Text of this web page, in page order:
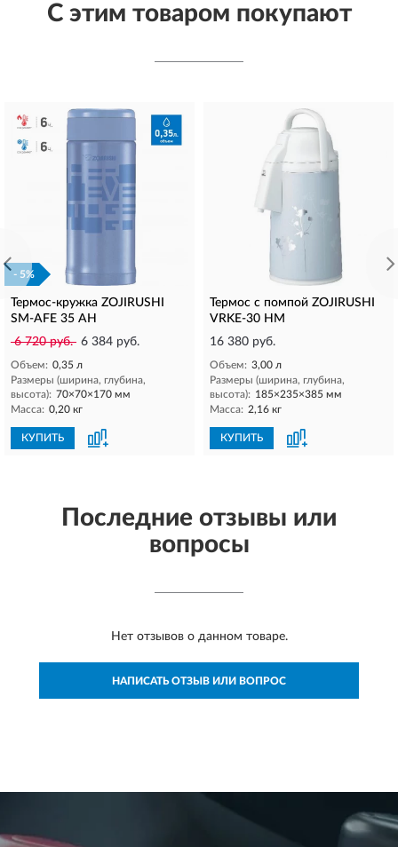
С этим товаром покупают
- 5%
Термос-кружка ZOJIRUSHI
SM-AFE 35 AH
6 720 руб. 6 384 руб.
Объем: 0,35 л
Размеры (ширина, глубина,
высота): 70×70×170 мм
Масса: 0,20 кг
КУПИТЬ
Термос с помпой ZOJIRUSHI
VRKE-30 HM
16 380 руб.
Объем: 3,00 л
Размеры (ширина, глубина,
высота): 185×235×385 мм
Масса: 2,16 кг
КУПИТЬ
Последние отзывы или
вопросы
Нет отзывов о данном товаре.
НАПИСАТЬ ОТЗЫВ ИЛИ ВОПРОС